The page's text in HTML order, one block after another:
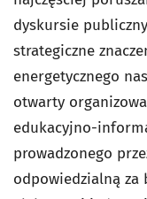
dyskursie
strategiczne
energetycznego
otwarty
edukacyjno-
prowadzonego
odpowiedzialną za